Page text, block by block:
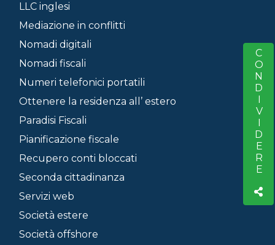
CONDIVIDERE
LLC inglesi
Mediazione in conflitti
Nomadi digitali
Nomadi fiscali
Numeri telefonici portatili
Ottenere la residenza all’ estero
Paradisi Fiscali
Pianificazione fiscale
Recupero conti bloccati
Seconda cittadinanza
Servizi web
Società estere
Società offshore